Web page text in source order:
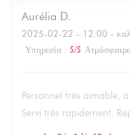
Aurélia D
2025-02-22 - 12:00 -
Υπηρεσία : 5/5
Personnel très aimable,
Servi très rapidement.